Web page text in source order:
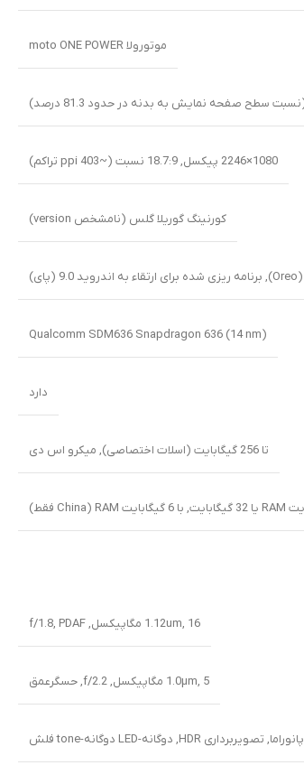
موتورولا moto ONE POWER
1080×2246 پیکسل, 18.7:9 نسبت (~403 ppi تراکم)
کورنینگ گوریلا گلس (نامشخص version)
, برنامه ریزی شده برای ارتقاء به اندروید 9.0 (پای)
Qualcomm SDM636 Snapdragon 636 (14 nm)
دارد
تا 256 گیگابایت (اسلات اختصاصی) , میکرو اس دی
, با 6 گیگابایت RAM (China فقط)
1.12um, 16 مگاپیکسل ,
f/1.8, PDAF
1.0µm, 5 مگاپیکسل ,
f/2.2
,حسگرعمق
پانوراما, تصویربرداری HDR , دوگانه-LED دوگانه-tone فلش